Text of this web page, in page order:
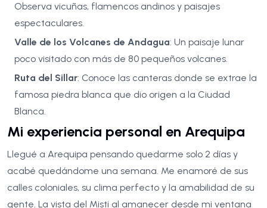
Observa vicuñas, flamencos andinos y paisajes
espectaculares.
Valle de los Volcanes de Andagua: Un paisaje lunar
poco visitado con más de 80 pequeños volcanes.
Ruta del Sillar: Conoce las canteras donde se extrae la
famosa piedra blanca que dio origen a la Ciudad
Blanca.
Mi experiencia personal en Arequipa
Llegué a Arequipa pensando quedarme solo 2 días y
acabé quedándome una semana. Me enamoré de sus
calles coloniales, su clima perfecto y la amabilidad de su
gente. La vista del Misti al amanecer desde mi ventana